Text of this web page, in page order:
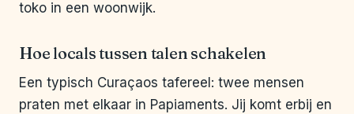
toko in een woonwijk.
Hoe locals tussen talen schakelen
Een typisch Curaçaos tafereel: twee mensen
praten met elkaar in Papiaments. Jij komt erbij en